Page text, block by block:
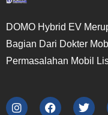
DOMO Hybrid EV
Bagian Dari Dokter
Permasalahan Mobil